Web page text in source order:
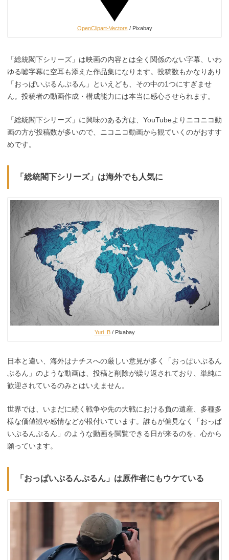
OpenClipart-Vectors / Pixabay
「総統閣下シリーズ」は映画の内容とは全く関係のない字幕、いわ
ゆる嘘字幕に空耳も添えた作品集になります。投稿数もかなりあり
「おっぱいぷるんぷるん」といえども、その中の1つにすぎませ
ん。投稿者の動画作成・構成能力には本当に感心させられます。
「総統閣下シリーズ」に興味のある方は、YouTubeよりニコニコ動
画の方が投稿数が多いので、ニコニコ動画から観ていくのがおすす
めです。
「総統閣下シリーズ」は海外でも人気に
Yuri_B/ Pixabay
日本と違い、海外はナチスへの厳しい意見が多く「おっぱいぷるん
ぷるん」のような動画は、投稿と削除が繰り返されており、単純に
歓迎されているのみとはいえません。
世界では、いまだに続く戦争や先の大戦における負の遺産、多種多
様な価値観や感情などが根付いています。誰もが偏見なく「おっぱ
いぷるんぷるん」のような動画を閲覧できる日が来るのを、心から
願っています。
「おっぱいぷるんぷるん」は原作者にもウケている